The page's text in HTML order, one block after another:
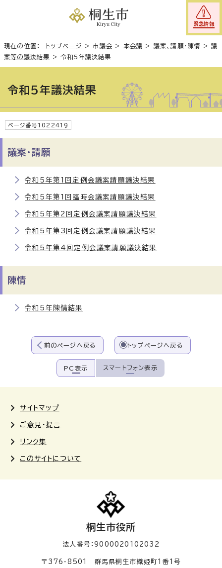
緊急情報
現在の位置： トップページ >市議会 > 本会議 > 議案、請願・陳情 >議
案等の議決結果
>令和5年議決結果
令和5年議決結果
ページ番号1022419
議案・請願
令和5年第1回定例会議案請願議決結果
令和5年第1回臨時会議案請願議決結果
令和5年第2回定例会議案請願議決結果
令和5年第3回定例会議案請願議決結果
令和5年第4回定例会議案請願議決結果
陳情
令和5年陳情結果
前のページへ戻る トップページへ戻る
PC表示 スマートフォン表示
サイトマップ
ご意見・提言
リンク集
このサイトについて
桐生市役所
法人番号：9000020102032
〒376-8501 群馬県桐生市織姫町1番1号